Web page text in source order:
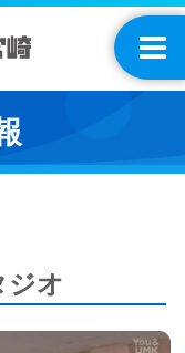
ジオ